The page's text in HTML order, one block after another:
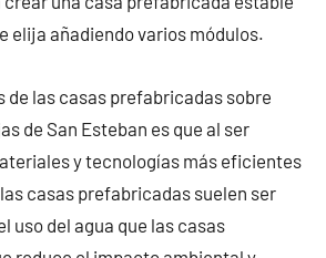
elija añadiendo varios módulos.
de las casas prefabricadas sobre
de San Esteban es que al ser
y tecnologías más eficientes
casas prefabricadas suelen ser
uso del agua que las casas